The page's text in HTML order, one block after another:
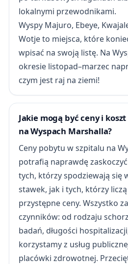
lokalnymi przewodnikami.
Wyspy Majuro, Ebeye,
Wotje to miejsca, które
wpisać na swoją listę. Na
okresie listopad–marzec
czym jest raj na ziemi!
Jakie mogą być ceny i
na Wyspach Marshalla?
Ceny pobytu w szpitalu na
potrafią naprawdę
tych, którzy spodziewają się
stawek, jak i tych, którzy
przystępne ceny. Wszystko
czynników: od rodzaju
badań, długości
korzystamy z usług
placówki zdrowotnej.